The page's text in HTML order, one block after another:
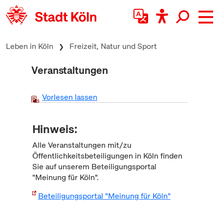
zum Inhalt springen
Leben in Köln Freizeit, Natur und Sport
Veranstaltungen
Vorlesen lassen
Hinweis:
Alle Veranstaltungen mit/zu
Öffentlichkeitsbeteiligungen in Köln finden
Sie auf unserem Beteiligungsportal
"Meinung für Köln".
Beteiligungsportal "Meinung für Köln"